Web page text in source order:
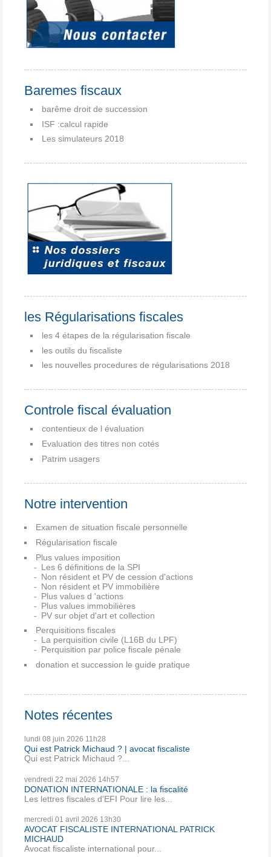
Baremes fiscaux
barême droit de succession
ISF :calcul rapide
Les simulateurs 2018
les Régularisations fiscales
les 4 étapes de la régularisation fiscale
les outils du fiscaliste
les nouvelles procedures de régularisations 2018
Controle fiscal évaluation
contentieux de l évaluation
Evaluation des titres non cotés
Patrim usagers
Notre intervention
Examen de situation fiscale personnelle
Régularisation fiscale
Plus values imposition
Les 6 définitions de la SPI
Non résident et PV de cession d'actions
Non résident et PV immobilière
Plus values d 'actions
Plus values immobilières
PV sur objet d'art et collection
Perquisitions fiscales
La perquisition civile (L16B du LPF)
Perquisition par police fiscale pénale
donation et succession le guide pratique
Notes récentes
lundi 08 juin 2026 11h28
Qui est Patrick Michaud ? | avocat fiscaliste
Qui est Patrick Michaud ?...
vendredi 22 mai 2026 14h57
DONATION INTERNATIONALE : la fiscalité
Les lettres fiscales d'EFI Pour lire les...
mercredi 01 avril 2026 13h30
AVOCAT FISCALISTE INTERNATIONAL PATRICK
MICHAUD
Avocat fiscaliste international pour...